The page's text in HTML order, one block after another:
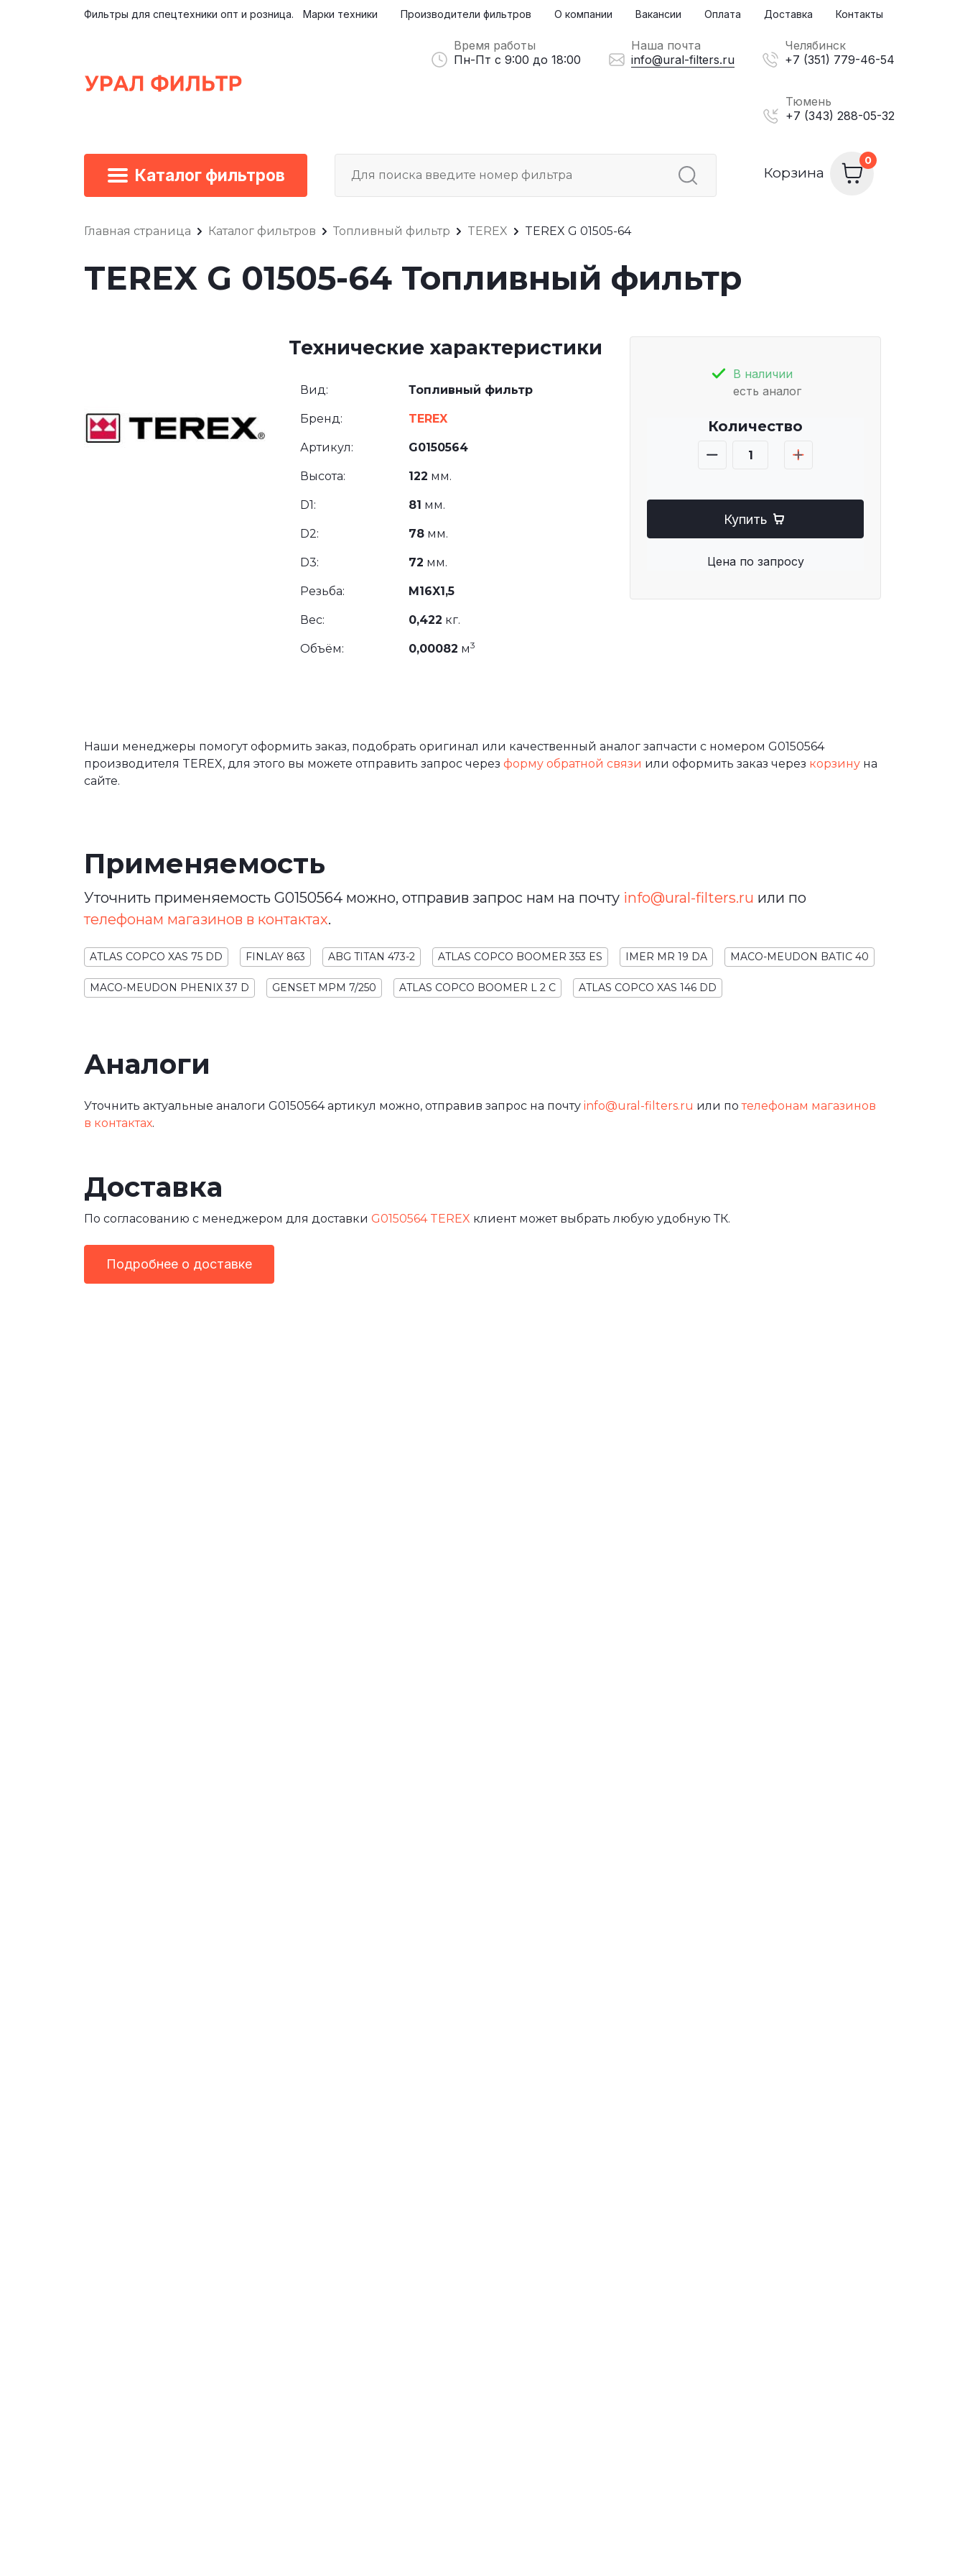
Каталог фильтров Корзина
Фильтры для спецтехники опт и розница. Марки техники Производители фильтров О компании Вакансии Оплата Доставка Контакты
Время работы
Пн-Пт с 9:00 до 18:00
Наша почта
info@ural-filters.ru
Челябинск
+7 (351) 779-46-54
Тюмень
+7 (343) 288-05-32
Главная страница Каталог фильтров Топливный фильтр TEREX TEREX G 01505-64
TEREX G 01505-64 Топливный фильтр
В наличии
есть аналог
Количество
Купить
Цена по запросу
Технические характеристики
Вид: Топливный фильтр
Бренд: TEREX
Артикул: G0150564
Высота: 122 мм.
D1: 81 мм.
D2: 78 мм.
D3: 72 мм.
Резьба: M16X1,5
Вес: 0,422 кг.
Объём: 0,00082 м3
Наши менеджеры помогут оформить заказ, подобрать оригинал или качественный аналог запчасти с номером G0150564
производителя TEREX, для этого вы можете отправить запрос через форму обратной связи или оформить заказ через корзину на
сайте.
Применяемость
Уточнить применяемость G0150564 можно, отправив запрос нам на почту info@ural-filters.ru или по
телефонам магазинов в контактах.
ATLAS COPCO XAS 75 DD FINLAY 863 ABG TITAN 473-2 ATLAS COPCO BOOMER 353 ES IMER MR 19 DA MACO-MEUDON BATIC 40
MACO-MEUDON PHENIX 37 D GENSET MPM 7/250 ATLAS COPCO BOOMER L 2 C ATLAS COPCO XAS 146 DD
Аналоги
Уточнить актуальные аналоги G0150564 артикул можно, отправив запрос на почту info@ural-filters.ru или потелефонам магазинов
в контактах.
Доставка
По согласованию с менеджером для доставки G0150564 TEREX клиент может выбрать любую удобную ТК.
Подробнее о доставке